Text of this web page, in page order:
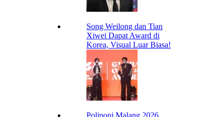
Song Weilong dan Tian
Xiwei Dapat Award di
Korea, Visual Luar Biasa!
Poliponi Malang 2026